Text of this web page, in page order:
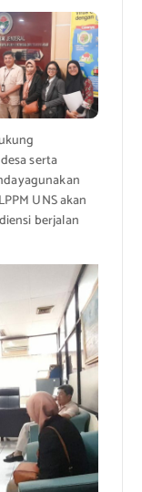
serta
UNS akan
berjalan